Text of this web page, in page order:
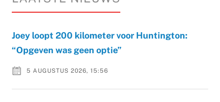
Joey loopt 200 kilometer voor Huntington:
“Opgeven was geen optie”
5 AUGUSTUS 2026, 15:56